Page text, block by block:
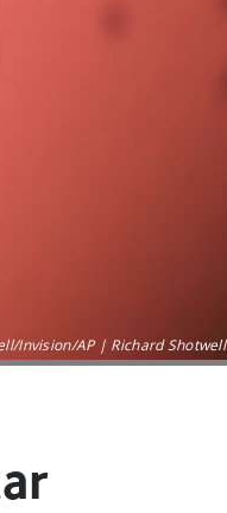
Invision/AP | Richard Shotwell